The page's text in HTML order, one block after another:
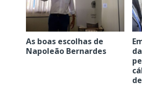
As boas escolhas de
Napoleão Bernardes